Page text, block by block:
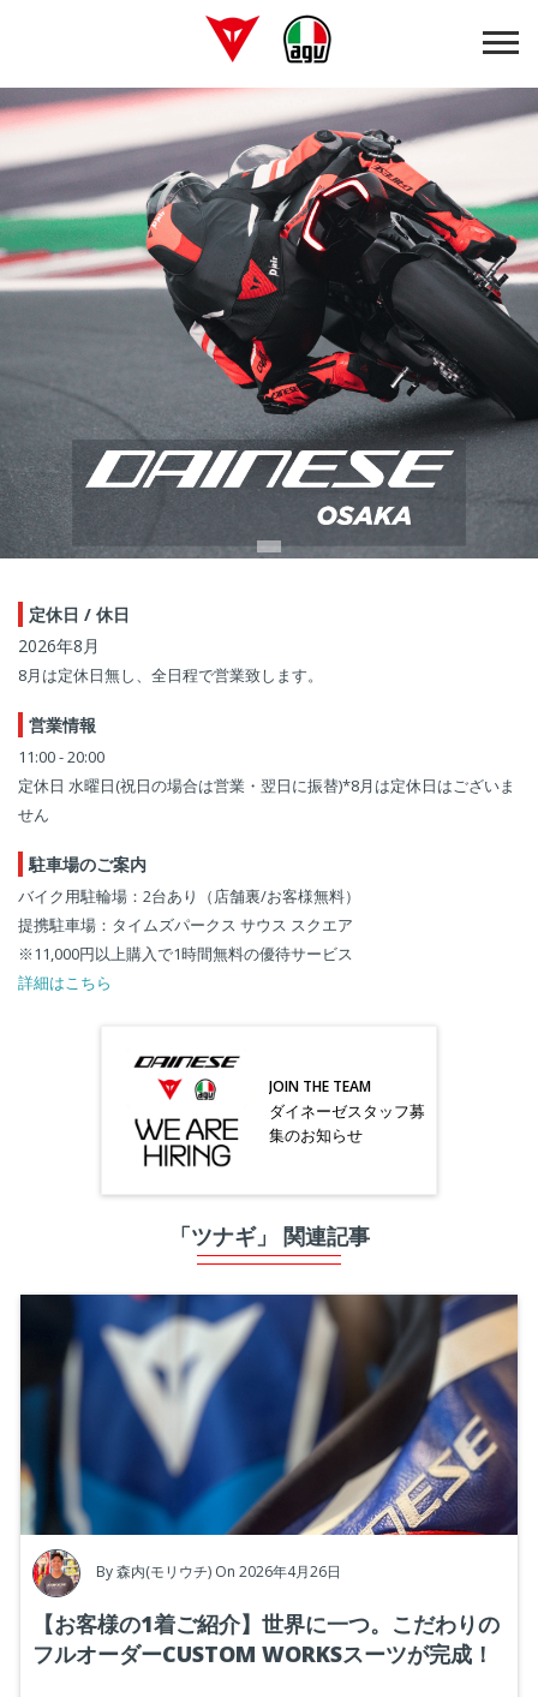
定休日 / 休日
2026年8月
8月は定休日無し、全日程で営業致します。
営業情報
11:00 - 20:00
定休日 水曜日(祝日の場合は営業・翌日に振替)*8月は定休日はございま
せん
駐車場のご案内
バイク用駐輪場：2台あり（店舗裏/お客様無料）
提携駐車場：タイムズパークス サウス スクエア
※11,000円以上購入で1時間無料の優待サービス
詳細はこちら
JOIN THE TEAM
ダイネーゼスタッフ募
集のお知らせ
「ツナギ」 関連記事
By森内(モリウチ) On 2026年4月26日
【お客様の1着ご紹介】世界に一つ。こだわりの
フルオーダーCUSTOM WORKSスーツが完成！